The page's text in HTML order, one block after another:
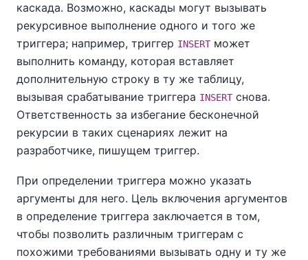
каскада. Возможно, каскады могут вызывать
рекурсивное выполнение одного и того же
триггера; например, триггер INSERTможет
выполнить команду, которая вставляет
дополнительную строку в ту же таблицу,
вызывая срабатывание триггера INSERTснова.
Ответственность за избегание бесконечной
рекурсии в таких сценариях лежит на
разработчике, пишущем триггер.
При определении триггера можно указать
аргументы для него. Цель включения аргументов
в определение триггера заключается в том,
чтобы позволить различным триггерам с
похожими требованиями вызывать одну и ту же